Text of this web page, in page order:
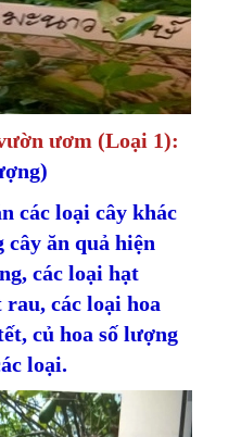
ươm (Loại 1):
các loại cây khác
cây ăn quả hiện
các loại hạt
rau, các loại hoa
củ hoa số lượng
loại.